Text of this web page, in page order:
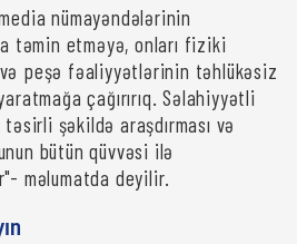
nümayəndələrinin
təmin etməyə, onları fiziki
və peşə fəaliyyətlərinin təhlükəsiz
çağırırıq. Səlahiyyətli
şəkildə araşdırması və
bütün qüvvəsi ilə
məlumatda deyilir.